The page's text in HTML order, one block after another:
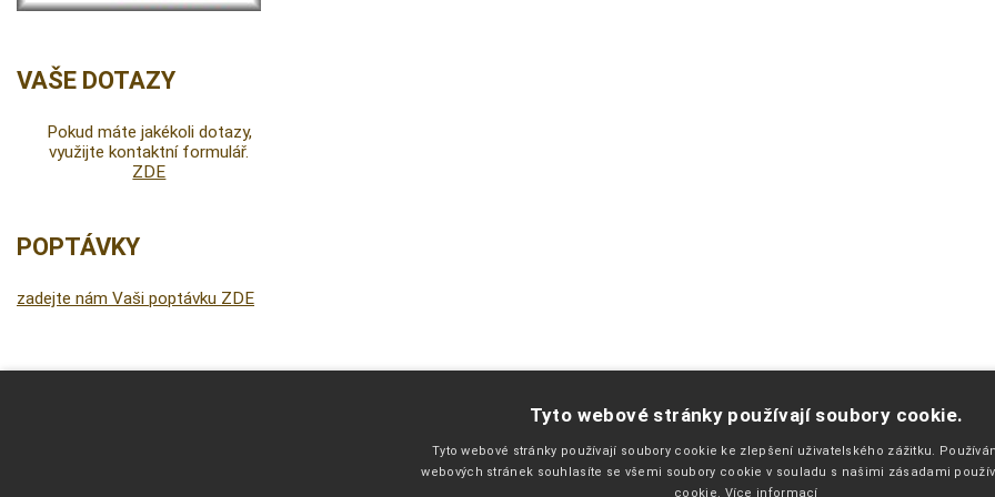
VAŠE DOTAZY
Pokud máte jakékoli dotazy,
využijte kontaktní formulář.
ZDE
POPTÁVKY
zadejte nám Vaši poptávku ZDE
PŘEJETE SI ZASÍLAT EMAILY NEWSLETTER ?
Tyto webové stránky používají soubory cookie.
Tyto webové stránky používají soubory cookie ke zlepšení uživatelského zážitku.
webových stránek souhlasíte se všemi soubory cookie v souladu s našimi zásadami
cookie. Více informací